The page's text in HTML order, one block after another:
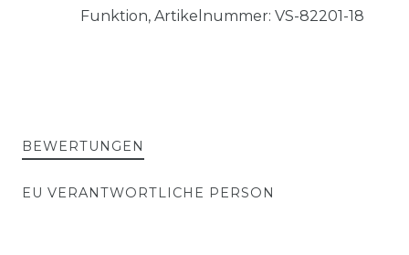
Funktion, Artikelnummer: VS-82201-18
BEWERTUNGEN
EU VERANTWORTLICHE PERSON